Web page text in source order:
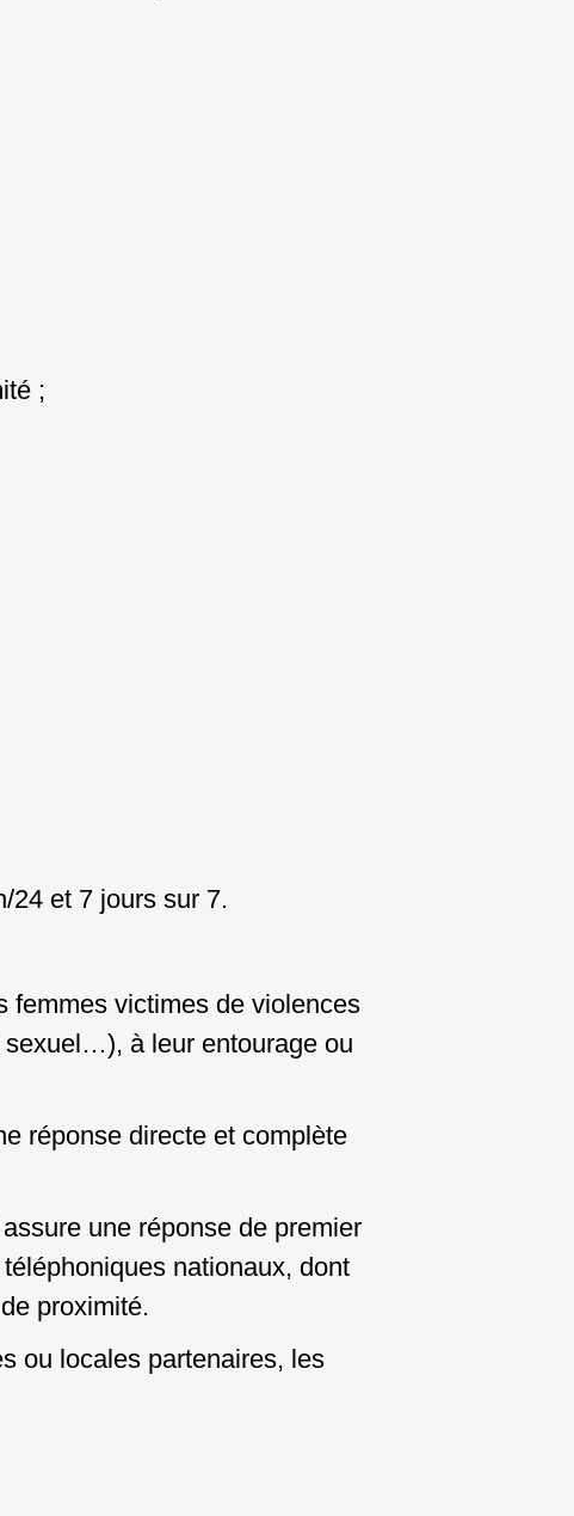
;
24 et 7 jours sur 7.
femmes victimes de violences
à leur entourage ou
réponse directe et complète
une réponse de premier
nationaux, dont
proximité.
ou locales partenaires, les